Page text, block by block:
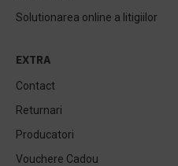
Solutionarea online a litigiilor
EXTRA
Contact
Returnari
Producatori
Vouchere Cadou